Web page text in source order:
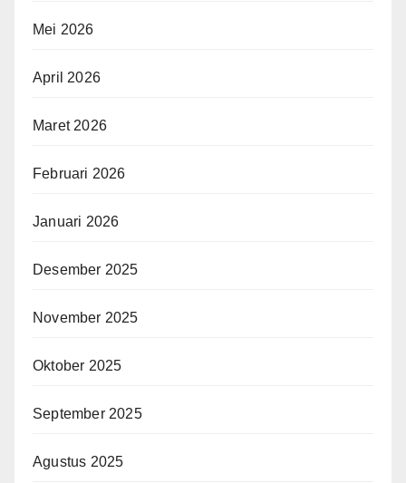
Mei 2026
April 2026
Maret 2026
Februari 2026
Januari 2026
Desember 2025
November 2025
Oktober 2025
September 2025
Agustus 2025